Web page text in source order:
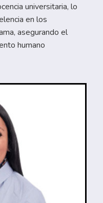
universitaria, lo
en los
asegurando el
humano